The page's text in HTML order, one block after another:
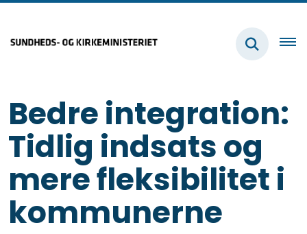
Bedre integration:
Tidlig indsats og
mere fleksibilitet i
kommunerne